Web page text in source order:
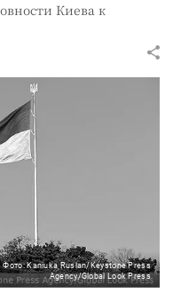
Киева к
Фото: Kaniuka Ruslan/Keystone Press
Agency/Global Look Press